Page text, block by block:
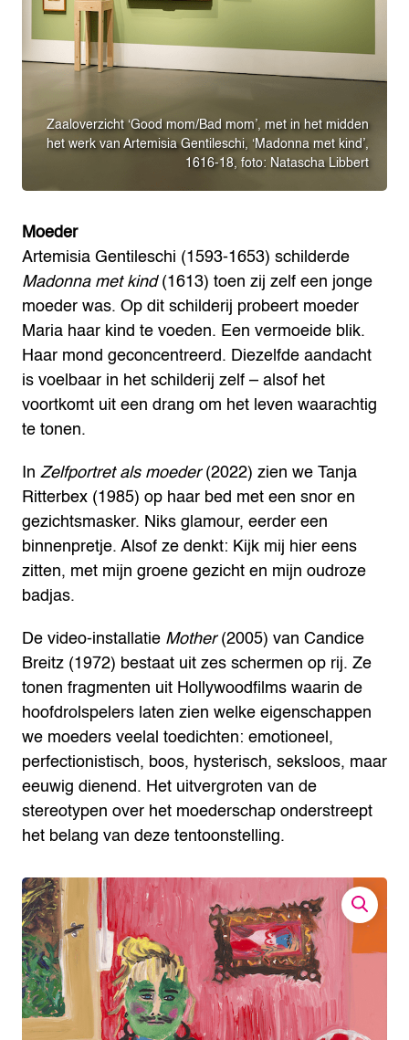
Zaaloverzicht ‘Good mom/Bad mom’, met in het midden
het werk van Artemisia Gentileschi, ‘Madonna met kind’,
1616-18, foto: Natascha Libbert
Moeder
Artemisia Gentileschi (1593-1653) schilderde
Madonna met kind(1613) toen zij zelf een jonge
moeder was. Op dit schilderij probeert moeder
Maria haar kind te voeden. Een vermoeide blik.
Haar mond geconcentreerd. Diezelfde aandacht
is voelbaar in het schilderij zelf – alsof het
voortkomt uit een drang om het leven waarachtig
te tonen.
In Zelfportret als moeder(2022) zien we Tanja
Ritterbex (1985) op haar bed met een snor en
gezichtsmasker. Niks glamour, eerder een
binnenpretje. Alsof ze denkt: Kijk mij hier eens
zitten, met mijn groene gezicht en mijn oudroze
badjas.
De video-installatie Mother(2005) van Candice
Breitz (1972) bestaat uit zes schermen op rij. Ze
tonen fragmenten uit Hollywoodfilms waarin de
hoofdrolspelers laten zien welke eigenschappen
we moeders veelal toedichten: emotioneel,
perfectionistisch, boos, hysterisch, seksloos, maar
eeuwig dienend. Het uitvergroten van de
stereotypen over het moederschap onderstreept
het belang van deze tentoonstelling.